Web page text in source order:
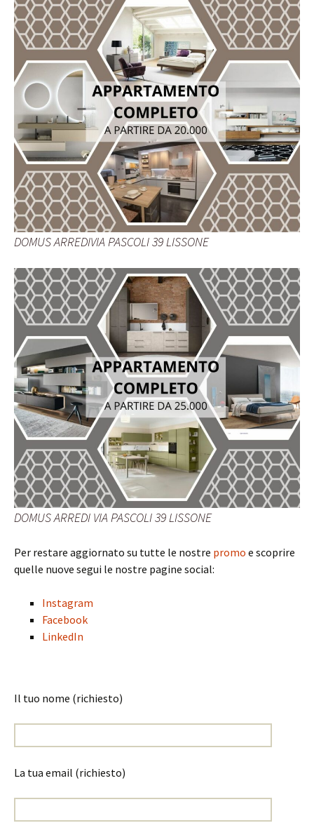
DOMUS ARREDIVIA PASCOLI 39 LISSONE
DOMUS ARREDI VIA PASCOLI 39 LISSONE
Per restare aggiornato su tutte le nostre promo e scoprire
quelle nuove segui le nostre pagine social:
Instagram
Facebook
LinkedIn
Il tuo nome (richiesto)
La tua email (richiesto)